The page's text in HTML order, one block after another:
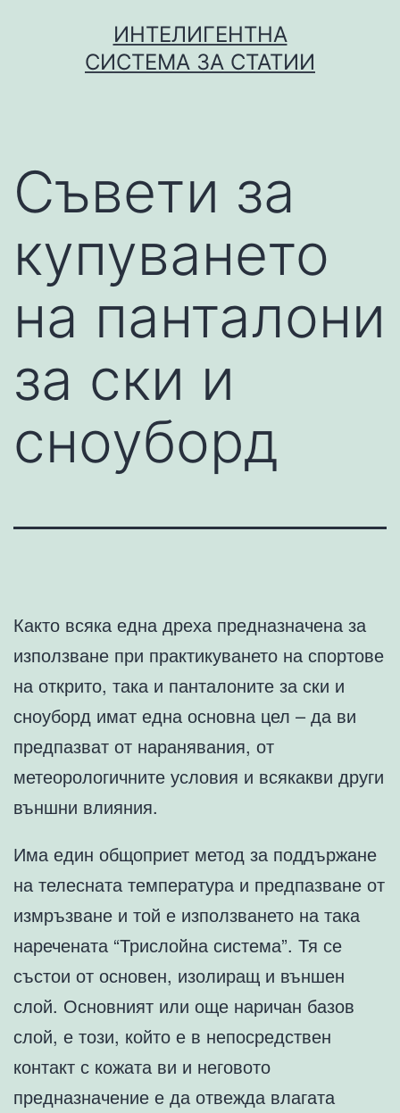
ИНТЕЛИГЕНТНА
СИСТЕМА ЗА СТАТИИ
Съвети за
купуването
на панталони
за ски и
сноуборд
Както всяка една дреха предназначена за
използване при практикуването на спортове
на открито, така и панталоните за ски и
сноуборд имат една основна цел – да ви
предпазват от наранявания, от
метеорологичните условия и всякакви други
външни влияния.
Има един общоприет метод за поддържане
на телесната температура и предпазване от
измръзване и той е използването на така
наречената “Трислойна система”. Тя се
състои от основен, изолиращ и външен
слой. Основният или още наричан базов
слой, е този, който е в непосредствен
контакт с кожата ви и неговото
предназначение е да отвежда влагата